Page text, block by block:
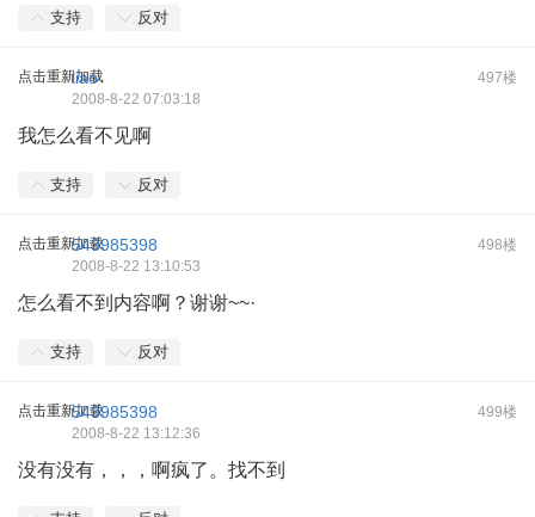
支持 反对
点击重新加载 497楼
liao
2008-8-22 07:03:18
我怎么看不见啊
支持 反对
点击重新加载 498楼
543985398
2008-8-22 13:10:53
怎么看不到内容啊？谢谢~~·
支持 反对
点击重新加载 499楼
543985398
2008-8-22 13:12:36
没有没有，，，啊疯了。找不到